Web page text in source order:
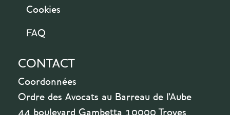
Cookies
FAQ
CONTACT
Coordonnées
Ordre des Avocats au Barreau de l'Aube
44 boulevard Gambetta 10000 Troyes